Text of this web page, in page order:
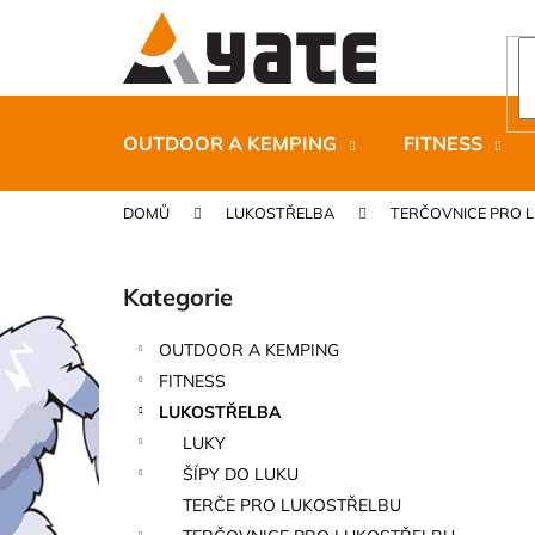
OUTDOOR A KEMPING FITNESS
DOMŮ LUKOSTŘELBA TERČOVNICE PRO
r
a
n
Přeskočit
kategorie
Kategorie
OUTDOOR A KEMPING
FITNESS
LUKOSTŘELBA
LUKY
ŠÍPY DO LUKU
TERČE PRO LUKOSTŘELBU
í
do
do
CARNOSPORT GEL 100 ML
899 Kč